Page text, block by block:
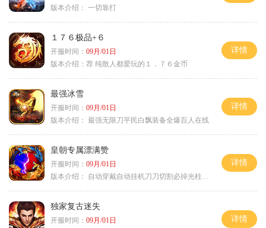
版本介绍： 一切靠打
１７６极品+６
开服时间： 09月/01日
版本介绍： 荐 纯散人都爱玩的１．７６金币
详情
最强冰雪
开服时间： 09月/01日
版本介绍： 最强无限刀平民白飘装备全爆百人在线
详情
皇朝专属漂满赞
开服时间： 09月/01日
版本介绍：
自动穿戴自动挂机刀刀切割必掉光柱自动
详情
独家复古迷失
开服时间： 09月/01日
详情